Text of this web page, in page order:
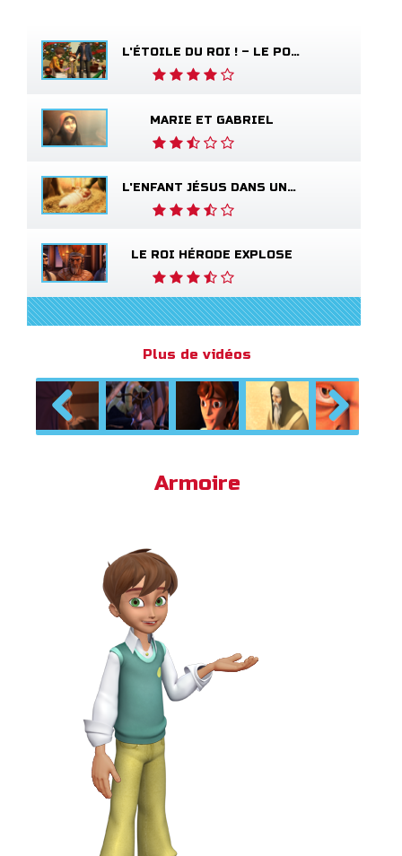
L'ÉTOILE DU ROI ! – LE POÈME SUR LE SALUT
MARIE ET GABRIEL
L'ENFANT JÉSUS DANS UNE CRÈCHE
LE ROI HÉRODE EXPLOSE
Plus de vidéos
Previous Next
Armoire